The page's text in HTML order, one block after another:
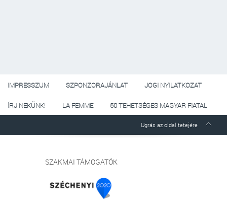
IMPRESSZUM SZPONZORAJÁNLAT JOGI NYILATKOZAT
ÍRJ NEKÜNK! LA FEMME 50 TEHETSÉGES MAGYAR FIATAL
Ugrás az oldal tetejére
SZAKMAI TÁMOGATÓK